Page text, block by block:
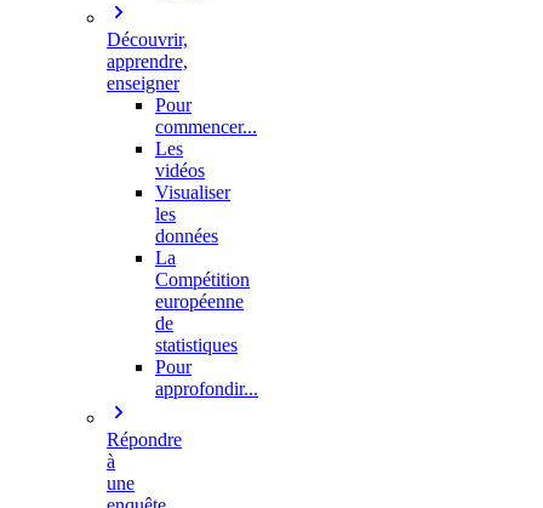
Découvrir,
apprendre,
enseigner
Pour
commencer...
Les
vidéos
Visualiser
les
données
La
Compétition
européenne
de
statistiques
Pour
approfondir...
Répondre
à
une